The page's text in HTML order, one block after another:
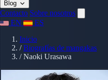
Blog
Contacto Sobre nosotros
EN
ES
Inicio
/ Biografías de mangakas
/ Naoki Urasawa